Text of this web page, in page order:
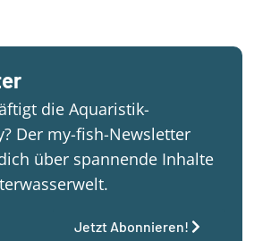
die Aquaristik-
Der my-fish-Newsletter
über spannende Inhalte
Jetzt Abonnieren!